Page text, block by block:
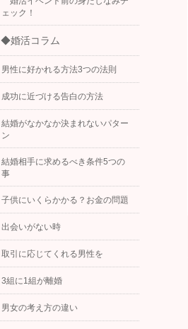
ェック！
◆婚活コラム
男性に好かれる方法3つの法則
成功に近づける告白の方法
結婚がなかなか決まれないパター
ン
結婚相手に求めるべき条件5つの
事
子供にいくらかかる？お金の問題
出会いがない時
取引に応じてくれる男性を
3組に1組が離婚
男女の考え方の違い